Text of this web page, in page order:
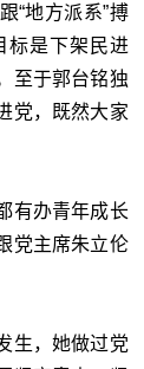
“地方派系”搏
标是下架民进
至于郭台铭独
党，既然大家
有办青年成长
党主席朱立伦
生，她做过党